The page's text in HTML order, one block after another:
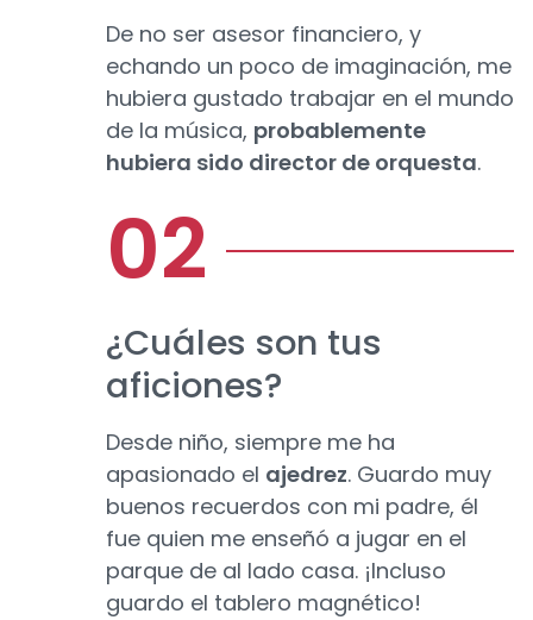
De no ser asesor financiero, y
echando un poco de imaginación, me
hubiera gustado trabajar en el mundo
de la música, probablemente
hubiera sido director de orquesta.
¿Cuáles son tus
aficiones?
Desde niño, siempre me ha
apasionado el ajedrez. Guardo muy
buenos recuerdos con mi padre, él
fue quien me enseñó a jugar en el
parque de al lado casa. ¡Incluso
guardo el tablero magnético!